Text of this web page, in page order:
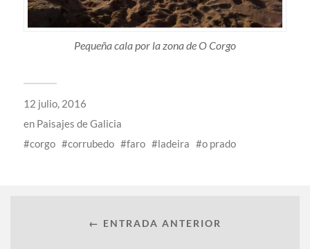
Pequeña cala por la zona de O Corgo
12 julio, 2016
en Paisajes de Galicia
corgo
corrubedo faro ladeira o prado
← ENTRADA ANTERIOR